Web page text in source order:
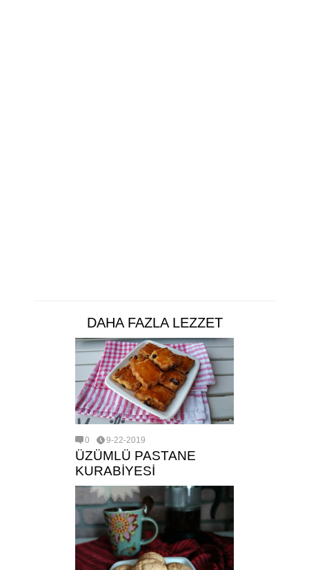
DAHA FAZLA LEZZET
0 9-22-2019
ÜZÜMLÜ PASTANE
KURABİYESİ